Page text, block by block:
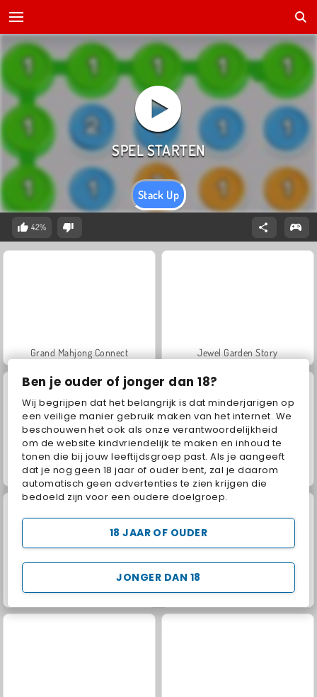
Ben je ouder of jonger dan 18?
Wij begrijpen dat het belangrijk is dat minderjarigen op
een veilige manier gebruik maken van het internet. We
beschouwen het ook als onze verantwoordelijkheid
om de website kindvriendelijk te maken en inhoud te
tonen die bij jouw leeftijdsgroep past. Als je aangeeft
dat je nog geen 18 jaar of ouder bent, zal je daarom
automatisch geen advertenties te zien krijgen die
bedoeld zijn voor een oudere doelgroep.
JONGER DAN 18
18 JAAR OF OUDER
Stack Up
42%
Grand Mahjong Connect Jewel Garden Story
Juice Merge Scala 40
Solitaire Social Trollface Quest: USA 2